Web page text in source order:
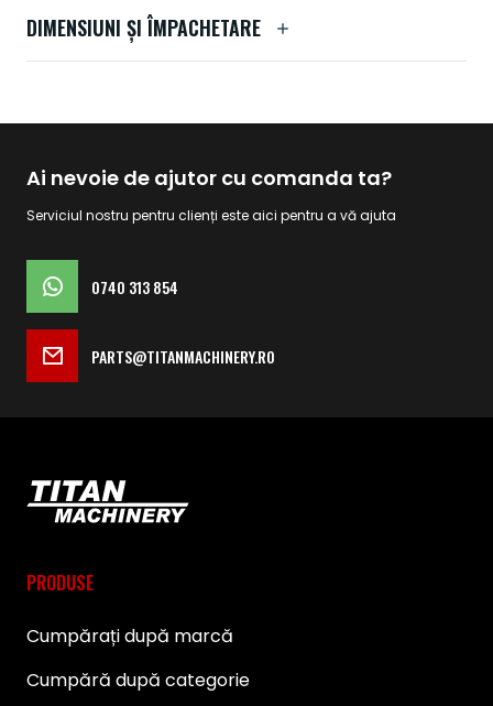
DIMENSIUNI ȘI ÎMPACHETARE
Ai nevoie de ajutor cu comanda ta?
Serviciul nostru pentru clienți este aici pentru a vă ajuta
0740 313 854
PARTS@TITANMACHINERY.RO
PRODUSE
Cumpărați după marcă
Cumpără după categorie